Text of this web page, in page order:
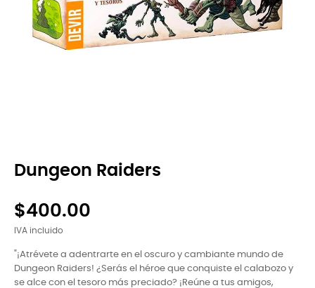
Dungeon Raiders
$400.00
IVA incluido
"¡Atrévete a adentrarte en el oscuro y cambiante mundo de
Dungeon Raiders! ¿Serás el héroe que conquiste el calabozo y
se alce con el tesoro más preciado? ¡Reúne a tus amigos,